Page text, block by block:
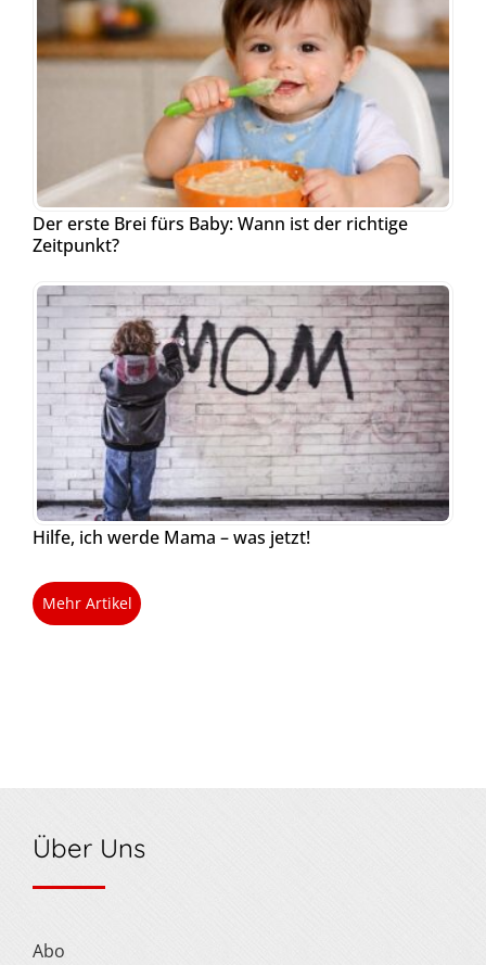
Der erste Brei fürs Baby: Wann ist der richtige
Zeitpunkt?
Hilfe, ich werde Mama – was jetzt!
Mehr Artikel
Über Uns
Abo